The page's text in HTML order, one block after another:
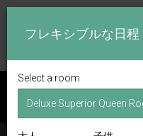
空室を探索
フレキシブルな日
Select a room